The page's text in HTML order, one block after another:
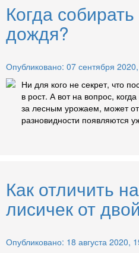
Когда
дождя?
Опубликовано: 07 сентября
Ни для кого не секрет, что
в рост. А вот на вопрос,
за лесным урожаем, может
разновидности появляются
Как отличить
лисичек от
Опубликовано: 18 августа 2020,